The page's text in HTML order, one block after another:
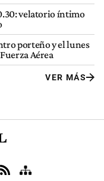
velatorio íntimo
porteño y el lunes
Aérea
VER MÁS